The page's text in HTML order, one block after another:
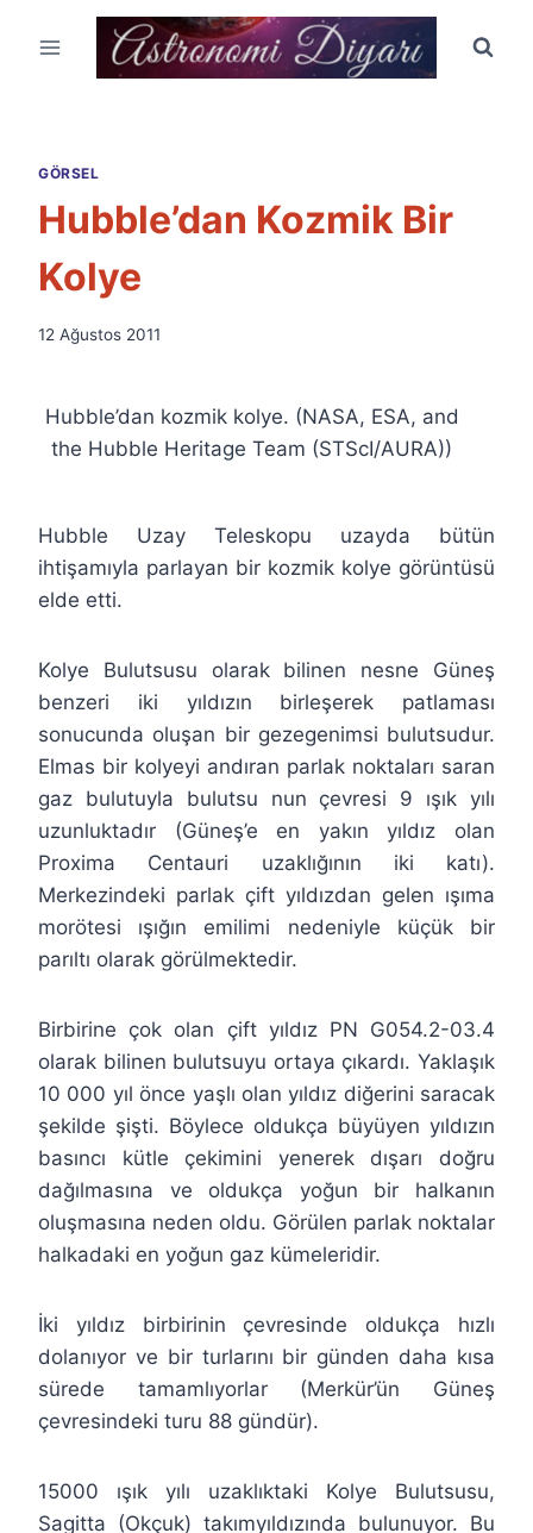
GÖRSEL
Hubble’dan Kozmik Bir
Kolye
By
Özyar
12 Ağustos 2011
Hubble’dan kozmik kolye. (NASA, ESA, and
the Hubble Heritage Team (STScI/AURA))
Hubble Uzay Teleskopu uzayda bütün
ihtişamıyla parlayan bir kozmik kolye görüntüsü
elde etti.
Kolye Bulutsusu olarak bilinen nesne Güneş
benzeri iki yıldızın birleşerek patlaması
sonucunda oluşan bir gezegenimsi bulutsudur.
Elmas bir kolyeyi andıran parlak noktaları saran
gaz bulutuyla bulutsu nun çevresi 9 ışık yılı
uzunluktadır (Güneş’e en yakın yıldız olan
Proxima Centauri uzaklığının iki katı).
Merkezindeki parlak çift yıldızdan gelen ışıma
morötesi ışığın emilimi nedeniyle küçük bir
parıltı olarak görülmektedir.
Birbirine çok olan çift yıldız PN G054.2-03.4
olarak bilinen bulutsuyu ortaya çıkardı. Yaklaşık
10 000 yıl önce yaşlı olan yıldız diğerini saracak
şekilde şişti. Böylece oldukça büyüyen yıldızın
basıncı kütle çekimini yenerek dışarı doğru
dağılmasına ve oldukça yoğun bir halkanın
oluşmasına neden oldu. Görülen parlak noktalar
halkadaki en yoğun gaz kümeleridir.
İki yıldız birbirinin çevresinde oldukça hızlı
dolanıyor ve bir turlarını bir günden daha kısa
sürede tamamlıyorlar (Merkür’ün Güneş
çevresindeki turu 88 gündür).
15000 ışık yılı uzaklıktaki Kolye Bulutsusu,
Sagitta (Okçuk) takımyıldızında bulunuyor. Bu